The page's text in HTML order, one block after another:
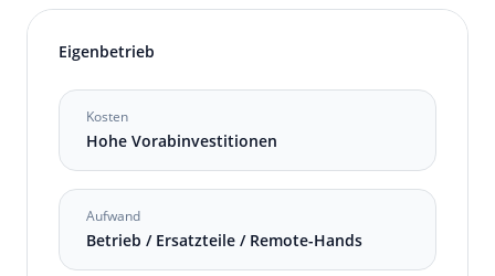
Eigenbetrieb
Kosten
Hohe Vorabinvestitionen
Aufwand
Betrieb / Ersatzteile / Remote-Hands